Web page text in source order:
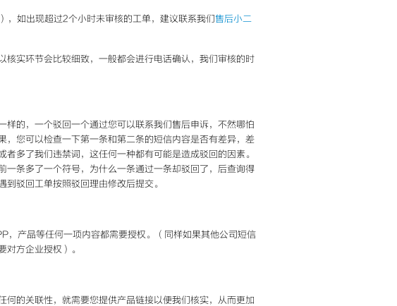
如出现超过2个小时未审核的工单，建议联系我们售后小二
实环节会比较细致，一般都会进行电话确认，我们审核的时
的，一个驳回一个通过您可以联系我们售后申诉，不然哪怕
您可以检查一下第一条和第二条的短信内容是否有差异，差
多了我们违禁词，这任何一种都有可能是造成驳回的因素。
条多了一个符号，为什么一条通过一条却驳回了，后查询得
驳回工单按照驳回理由修改后提交。
，产品等任何一项内容都需要授权。（同样如果其他公司短信
对方企业授权）。
的关联性，就需要您提供产品链接以便我们核实，从而更加